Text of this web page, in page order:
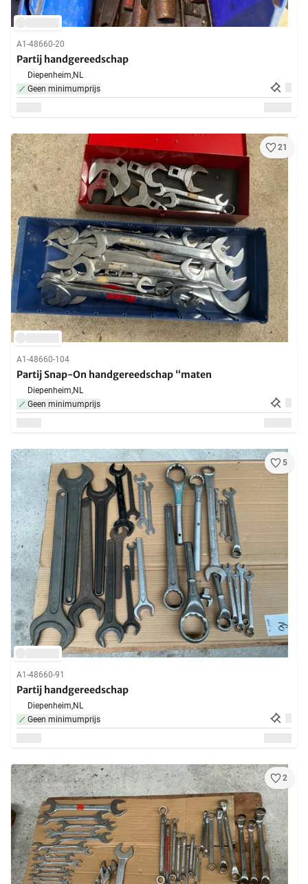
A1-48660-20
Partij handgereedschap
Diepenheim,NL
Geen minimumprijs
21
A1-48660-104
Partij Snap-On handgereedschap “maten
Diepenheim,NL
Geen minimumprijs
5
A1-48660-91
Partij handgereedschap
Diepenheim,NL
Geen minimumprijs
2